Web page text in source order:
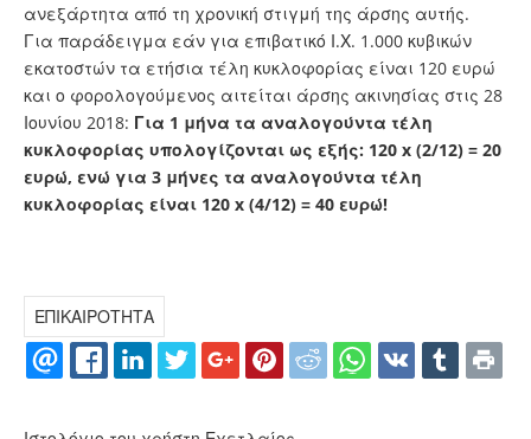
ανεξάρτητα από τη χρονική στιγμή της άρσης αυτής.
Για παράδειγμα εάν για επιβατικό Ι.Χ. 1.000 κυβικών
εκατοστών τα ετήσια τέλη κυκλοφορίας είναι 120 ευρώ
και ο φορολογούμενος αιτείται άρσης ακινησίας στις 28
Ιουνίου 2018: Για 1 μήνα τα αναλογούντα τέλη
κυκλοφορίας υπολογίζονται ως εξής: 120 x (2/12) = 20
ευρώ, ενώ για 3 μήνες τα αναλογούντα τέλη
κυκλοφορίας είναι 120 x (4/12) = 40 ευρώ!
ΕΠΙΚΑΙΡΟΤΗΤΑ